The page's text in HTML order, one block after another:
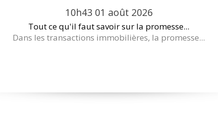
10h43 01 août 2026
Tout ce qu'il faut savoir sur la promesse...
Dans les transactions immobilières, la promesse...